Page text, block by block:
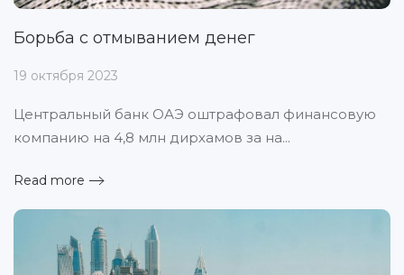
Борьба с отмыванием денег
19 октября 2023
Центральный банк ОАЭ оштрафовал финансовую
компанию на 4,8 млн дирхамов за на...
Read more